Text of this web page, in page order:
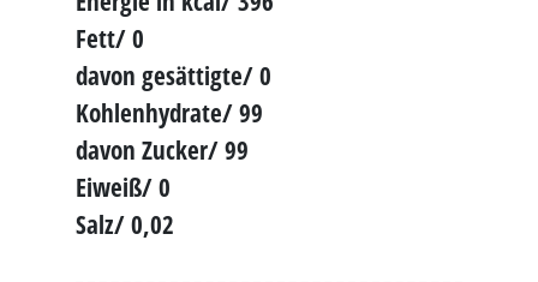
Fett/ 0
davon gesättigte/ 0
Kohlenhydrate/ 99
davon Zucker/ 99
Eiweiß/ 0
Salz/ 0,02